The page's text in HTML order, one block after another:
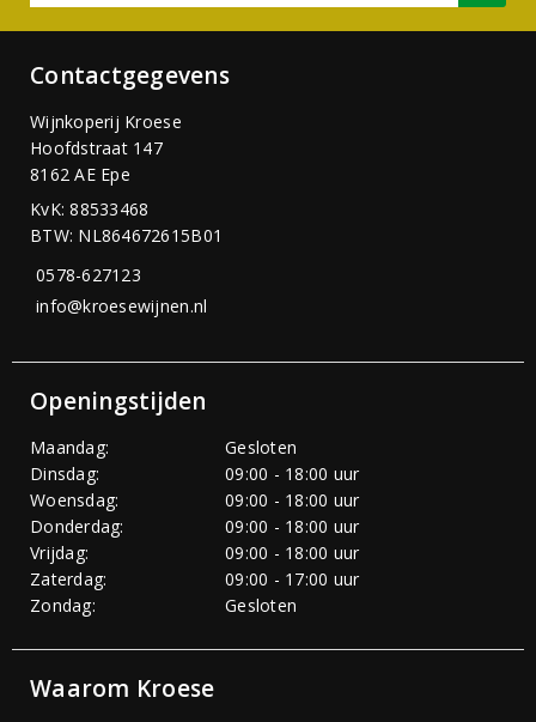
Contactgegevens
Wijnkoperij Kroese
Hoofdstraat 147
8162 AE Epe
KvK: 88533468
BTW: NL864672615B01
0578-627123
info@kroesewijnen.nl
Openingstijden
Maandag:
Gesloten
Dinsdag:
09:00 - 18:00 uur
Woensdag:
09:00 - 18:00 uur
Donderdag:
09:00 - 18:00 uur
Vrijdag:
09:00 - 18:00 uur
Zaterdag:
09:00 - 17:00 uur
Zondag:
Gesloten
Waarom Kroese